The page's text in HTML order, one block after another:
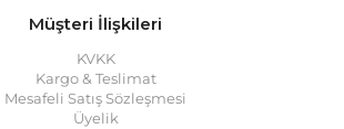
Müşteri İlişkileri
KVKK
Kargo & Teslimat
Mesafeli Satış Sözleşmesi
Üyelik